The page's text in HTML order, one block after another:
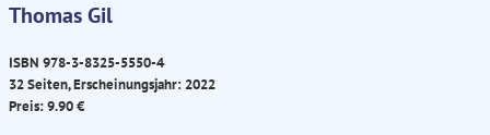
Thomas Gil
ISBN 978-3-8325-5550-4
32 Seiten, Erscheinungsjahr: 2022
Preis: 9.90 €